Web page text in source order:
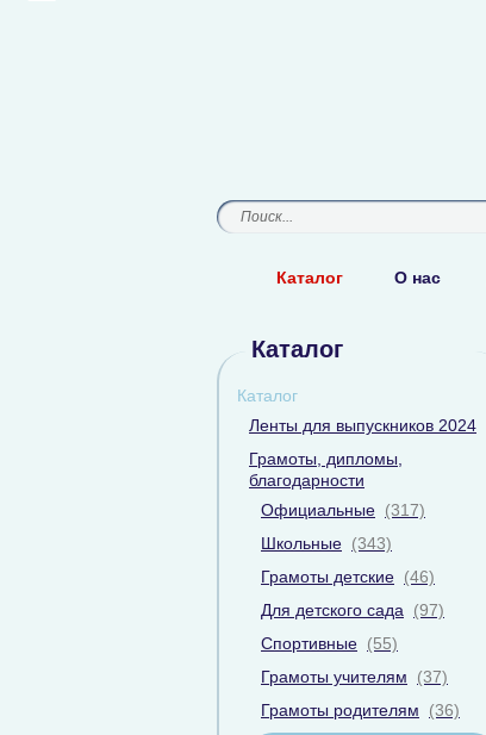
Каталог О нас
Каталог
Каталог
Ленты для выпускников 2024
Грамоты, дипломы,
благодарности
Официальные (317)
Школьные (343)
Грамоты детские (46)
Для детского сада
(97)
Спортивные (55)
Грамоты учителям
(37)
Грамоты родителям
(36)